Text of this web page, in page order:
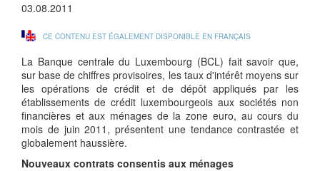
03.08.2011
CE CONTENU EST ÉGALEMENT DISPONIBLE EN FRANÇAIS
La Banque centrale du Luxembourg (BCL) fait savoir que,
sur base de chiffres provisoires, les taux d'intérêt moyens sur
les opérations de crédit et de dépôt appliqués par les
établissements de crédit luxembourgeois aux sociétés non
financières et aux ménages de la zone euro, au cours du
mois de juin 2011, présentent une tendance contrastée et
globalement haussière.
Nouveaux contrats consentis aux ménages